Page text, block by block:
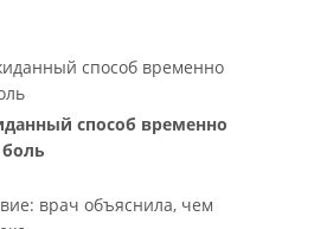
способ временно